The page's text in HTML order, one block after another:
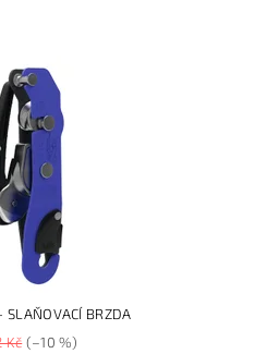
SLAŇOVACÍ BRZDA
Kč(–10 %)